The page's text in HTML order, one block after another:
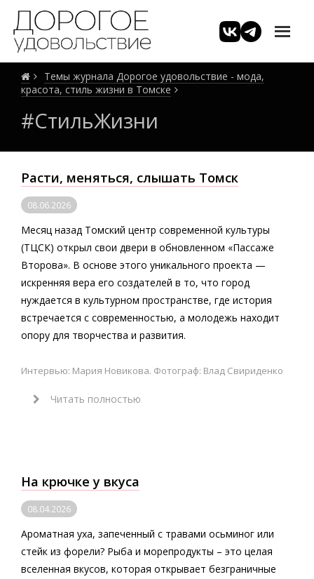
Темы журнала Дорогое удовольствие - мода,
красота, стиль жизни в Томске
#СтильЖизни
Расти, меняться, слышать Томск
08.06.2026
Месяц назад Томский центр современной культуры
(ТЦСК) открыл свои двери в обновленном «Пассаже
Второва». В основе этого уникального проекта —
искренняя вера его создателей в то, что город
нуждается в культурном пространстве, где история
встречается с современностью, а молодежь находит
опору для творчества и развития.
Интервью: Мария Новикова. Фотограф: Влад Свириденко
Читать полностью
На крючке у вкуса
08.04.2026
Ароматная уха, запеченный с травами осьминог или
стейк из форели? Рыба и морепродукты – это целая
вселенная вкусов, которая открывает безграничные